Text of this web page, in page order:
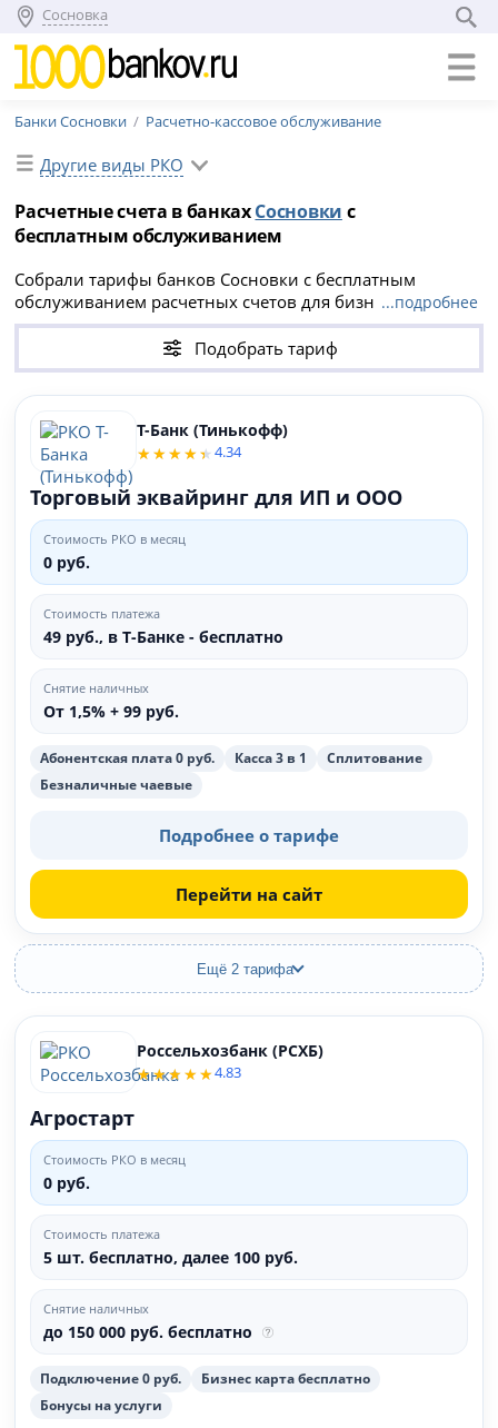
Сосновка
Банки Сосновки Расчетно-кассовое обслуживание
Другие виды РКО
Расчетные счета в банкахСосновки с
бесплатным обслуживанием
Собрали тарифы банков Сосновки с бесплатным
обслуживанием расчетных счетов для бизнеса.
Выберите выгодное РКО для ИП или ООО и оформите
...подробнее
Подобрать тариф
Т-Банк (Тинькофф)
4.34
Торговый эквайринг для ИП и ООО
Стоимость РКО в месяц
0 руб.
Стоимость платежа
49 руб., в Т‑Банке - бесплатно
Снятие наличных
От 1,5% + 99 руб.
Абонентская плата 0 руб. Касса 3 в 1
Сплитование
Безналичные чаевые
Подробнее о тарифе
Перейти на сайт
Ещё 2 тарифа
Россельхозбанк (РСХБ)
4.83
Агростарт
Стоимость РКО в месяц
0 руб.
Стоимость платежа
5 шт. бесплатно, далее 100 руб.
Снятие наличных
до 150 000 руб. бесплатно
Подключение 0 руб.
Бизнес карта бесплатно
Бонусы на услуги